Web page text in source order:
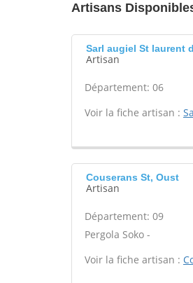
Artisans
Sarl augiel St laurent
Artisan
Département: 06
Voir la fiche artisan :
Couserans St, Oust
Artisan
Département: 09
Pergola Soko -
Voir la fiche artisan :